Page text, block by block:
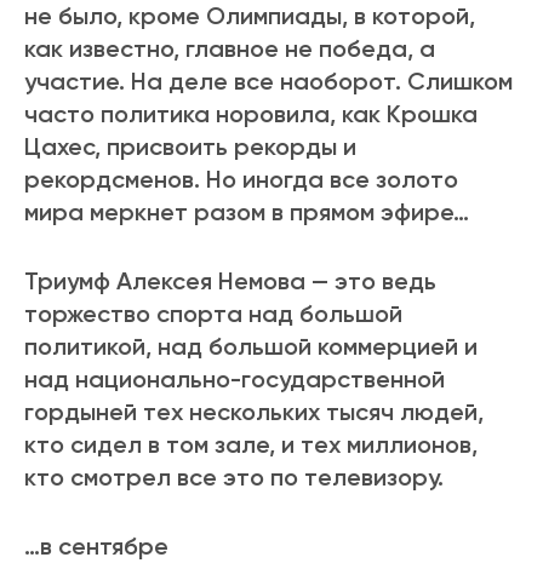
не было, кроме Олимпиады, в которой,
как известно, главное не победа, а
участие. На деле все наоборот. Слишком
часто политика норовила, как Крошка
Цахес, присвоить рекорды и
рекордсменов. Но иногда все золото
мира меркнет разом в прямом эфире…
Триумф Алексея Немова — это ведь
торжество спорта над большой
политикой, над большой коммерцией и
над национально-государственной
гордыней тех нескольких тысяч людей,
кто сидел в том зале, и тех миллионов,
кто смотрел все это по телевизору.
…в сентябре